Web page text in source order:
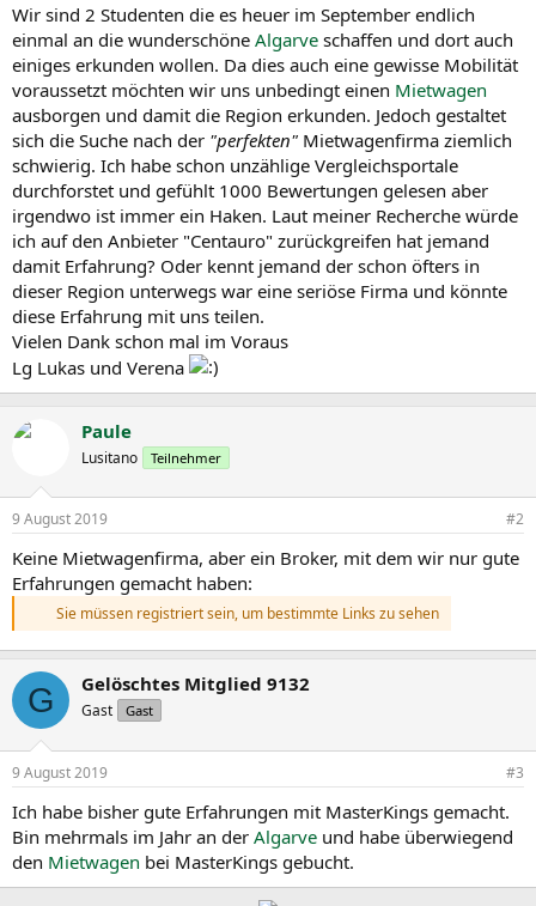
Wir sind 2 Studenten die es heuer im September endlich
einmal an die wunderschöne Algarve schaffen und dort auch
einiges erkunden wollen. Da dies auch eine gewisse Mobilität
voraussetzt möchten wir uns unbedingt einen Mietwagen
ausborgen und damit die Region erkunden. Jedoch gestaltet
sich die Suche nach der "perfekten" Mietwagenfirma ziemlich
schwierig. Ich habe schon unzählige Vergleichsportale
durchforstet und gefühlt 1000 Bewertungen gelesen aber
irgendwo ist immer ein Haken. Laut meiner Recherche würde
ich auf den Anbieter "Centauro" zurückgreifen hat jemand
damit Erfahrung? Oder kennt jemand der schon öfters in
dieser Region unterwegs war eine seriöse Firma und könnte
diese Erfahrung mit uns teilen.
Vielen Dank schon mal im Voraus
Lg Lukas und Verena
Paule
Lusitano Teilnehmer
9 August 2019 #2
Keine Mietwagenfirma, aber ein Broker, mit dem wir nur gute
Erfahrungen gemacht haben:
Sie müssen registriert sein, um bestimmte Links zu sehen
G Gelöschtes Mitglied 9132
Gast Gast
9 August 2019 #3
Ich habe bisher gute Erfahrungen mit MasterKings gemacht.
Bin mehrmals im Jahr an der Algarve und habe überwiegend
den Mietwagen bei MasterKings gebucht.